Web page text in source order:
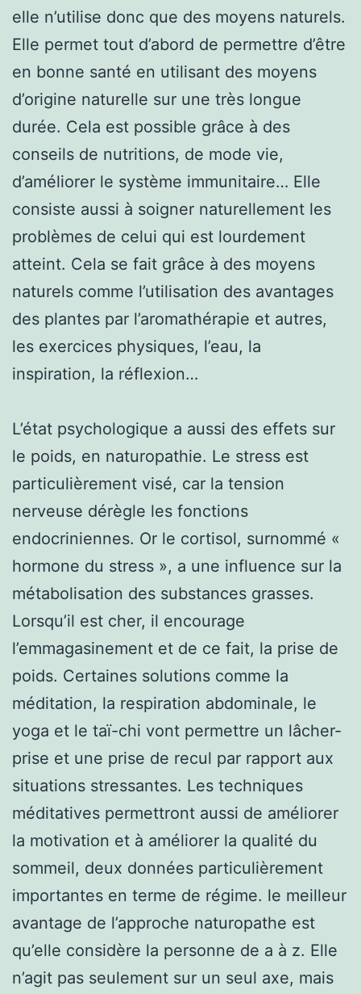
elle n’utilise donc que des moyens naturels.
Elle permet tout d’abord de permettre d’être
en bonne santé en utilisant des moyens
d’origine naturelle sur une très longue
durée. Cela est possible grâce à des
conseils de nutritions, de mode vie,
d’améliorer le système immunitaire… Elle
consiste aussi à soigner naturellement les
problèmes de celui qui est lourdement
atteint. Cela se fait grâce à des moyens
naturels comme l’utilisation des avantages
des plantes par l’aromathérapie et autres,
les exercices physiques, l’eau, la
inspiration, la réflexion…
L’état psychologique a aussi des effets sur
le poids, en naturopathie. Le stress est
particulièrement visé, car la tension
nerveuse dérègle les fonctions
endocriniennes. Or le cortisol, surnommé «
hormone du stress », a une influence sur la
métabolisation des substances grasses.
Lorsqu’il est cher, il encourage
l’emmagasinement et de ce fait, la prise de
poids. Certaines solutions comme la
méditation, la respiration abdominale, le
yoga et le taï-chi vont permettre un lâcher-
prise et une prise de recul par rapport aux
situations stressantes. Les techniques
méditatives permettront aussi de améliorer
la motivation et à améliorer la qualité du
sommeil, deux données particulièrement
importantes en terme de régime. le meilleur
avantage de l’approche naturopathe est
qu’elle considère la personne de a à z. Elle
n’agit pas seulement sur un seul axe, mais